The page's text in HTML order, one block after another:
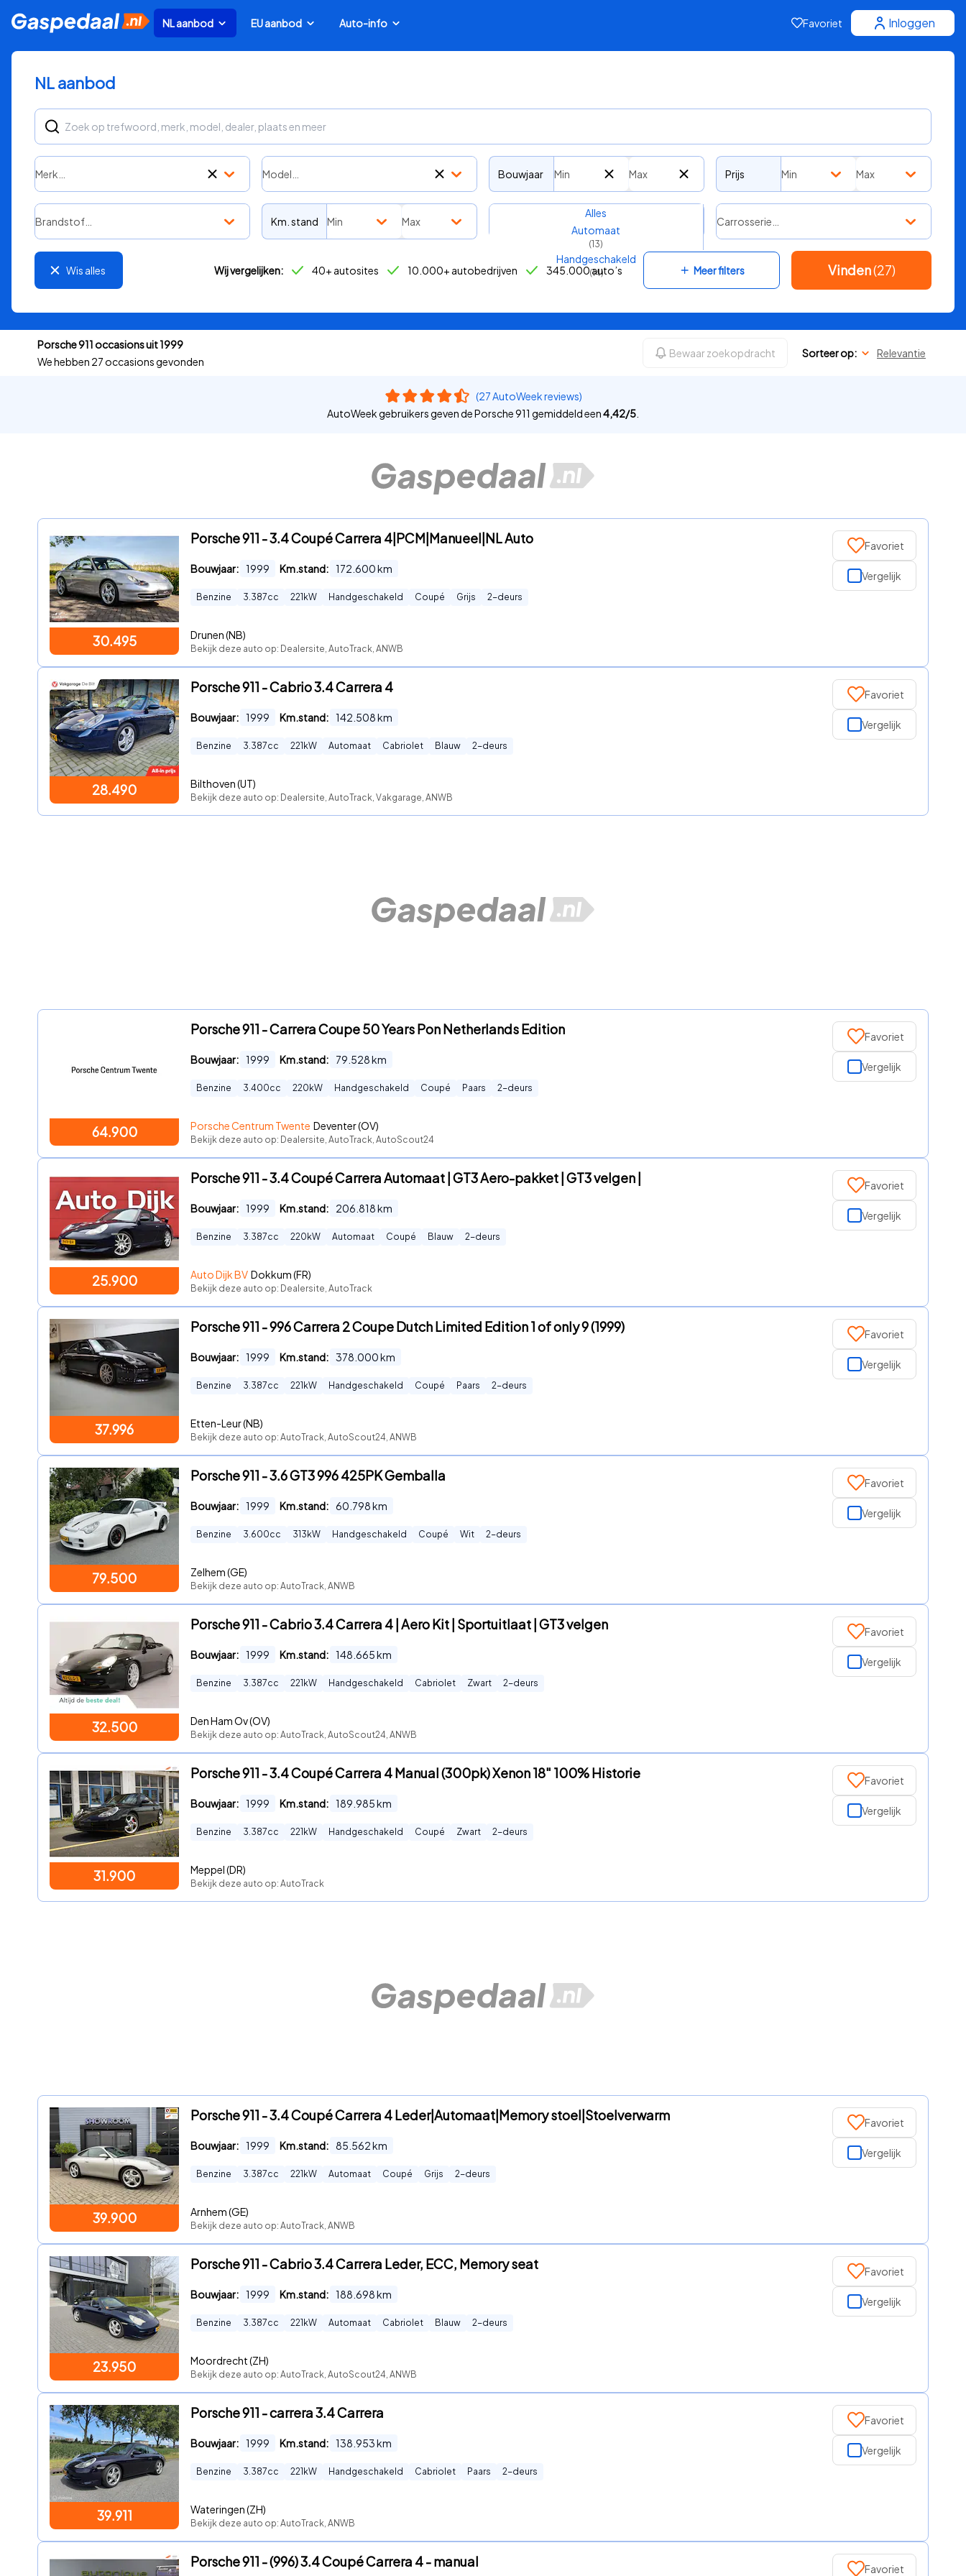
NL aanbod EU aanbod Auto-info Favoriet Inloggen
NL aanbod
Merk… Model… Bouwjaar Min Max Prijs Min Max
Brandstof… Km. stand Min Max
Transmissie
Alles
Automaat
(13)
Handgeschakeld
(14)
Carrosserie…
Meer filters
Wis alles Vinden(27)
Wij vergelijken: 40+ autosites 10.000+ autobedrijven 345.000 auto’s
Porsche 911 occasions uit 1999
We hebben 27 occasions gevonden
Bewaar zoekopdracht Sorteer op: Relevantie
(27 AutoWeek reviews)
AutoWeek gebruikers geven de Porsche 911 gemiddeld een4,42/5
30.495
Porsche 911 - 3.4 Coupé Carrera 4|PCM|Manueel|NL Auto
Bouwjaar: 1999 Km.stand: 172.600km
Benzine 3.387cc 221 kW Handgeschakeld Coupé Grijs 2-deurs
Drunen (NB)
Bekijk deze auto op: Dealersite, AutoTrack, ANWB
Favoriet
Vergelijk
28.490
Porsche 911 - Cabrio 3.4 Carrera 4
Bouwjaar: 1999 Km.stand: 142.508km
Benzine 3.387cc 221 kW Automaat Cabriolet Blauw 2-deurs
Bilthoven (UT)
Bekijk deze auto op: Dealersite, AutoTrack, Vakgarage, ANWB
Favoriet
Vergelijk
64.900
Porsche 911 - Carrera Coupe 50 Years Pon Netherlands Edition
Bouwjaar: 1999 Km.stand: 79.528km
Benzine 3.400cc 220 kW Handgeschakeld Coupé Paars 2-deurs
Porsche Centrum Twente Deventer (OV)
Bekijk deze auto op: Dealersite, AutoTrack, AutoScout24
Favoriet
Vergelijk
25.900
Porsche 911 - 3.4 Coupé Carrera Automaat | GT3 Aero-pakket | GT3 velgen |
Bouwjaar: 1999 Km.stand: 206.818km
Benzine 3.387cc 220 kW Automaat Coupé Blauw 2-deurs
Auto Dijk BV Dokkum (FR)
Bekijk deze auto op: Dealersite, AutoTrack
Favoriet
Vergelijk
37.996
Porsche 911 - 996 Carrera 2 Coupe Dutch Limited Edition 1 of only 9 (1999)
Bouwjaar: 1999 Km.stand: 378.000km
Benzine 3.387cc 221 kW Handgeschakeld Coupé Paars 2-deurs
Etten-Leur (NB)
Bekijk deze auto op: AutoTrack, AutoScout24, ANWB
Favoriet
Vergelijk
79.500
Porsche 911 - 3.6 GT3 996 425PK Gemballa
Bouwjaar: 1999 Km.stand: 60.798km
Benzine 3.600cc 313 kW Handgeschakeld Coupé Wit 2-deurs
Zelhem (GE)
Bekijk deze auto op: AutoTrack, ANWB
Favoriet
Vergelijk
32.500
Porsche 911 - Cabrio 3.4 Carrera 4 | Aero Kit | Sportuitlaat | GT3 velgen
Bouwjaar: 1999 Km.stand: 148.665km
Benzine 3.387cc 221 kW Handgeschakeld Cabriolet Zwart 2-deurs
Den Ham Ov (OV)
Bekijk deze auto op: AutoTrack, AutoScout24, ANWB
Favoriet
Vergelijk
31.900
Porsche 911 - 3.4 Coupé Carrera 4 Manual (300pk) Xenon 18" 100% Historie
Bouwjaar: 1999 Km.stand: 189.985km
Benzine 3.387cc 221 kW Handgeschakeld Coupé Zwart 2-deurs
Meppel (DR)
Bekijk deze auto op: AutoTrack
Favoriet
Vergelijk
39.900
Porsche 911 - 3.4 Coupé Carrera 4 Leder|Automaat|Memory stoel|Stoelverwarm
Bouwjaar: 1999 Km.stand: 85.562km
Benzine 3.387cc 221 kW Automaat Coupé Grijs 2-deurs
Arnhem (GE)
Bekijk deze auto op: AutoTrack, ANWB
Favoriet
Vergelijk
23.950
Porsche 911 - Cabrio 3.4 Carrera Leder, ECC, Memory seat
Bouwjaar: 1999 Km.stand: 188.698km
Benzine 3.387cc 221 kW Automaat Cabriolet Blauw 2-deurs
Moordrecht (ZH)
Bekijk deze auto op: AutoTrack, AutoScout24, ANWB
Favoriet
Vergelijk
39.911
Porsche 911 - carrera 3.4 Carrera
Bouwjaar: 1999 Km.stand: 138.953km
Benzine 3.387cc 221 kW Handgeschakeld Cabriolet Paars 2-deurs
Wateringen (ZH)
Bekijk deze auto op: AutoTrack, ANWB
Favoriet
Vergelijk
Porsche 911 - (996) 3.4 Coupé Carrera 4 - manual Favoriet